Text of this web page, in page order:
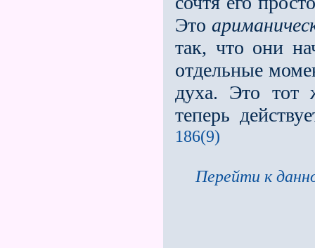
Это
так, что они
отдельные
духа. Это тот
теперь
186(9)
Перейти к